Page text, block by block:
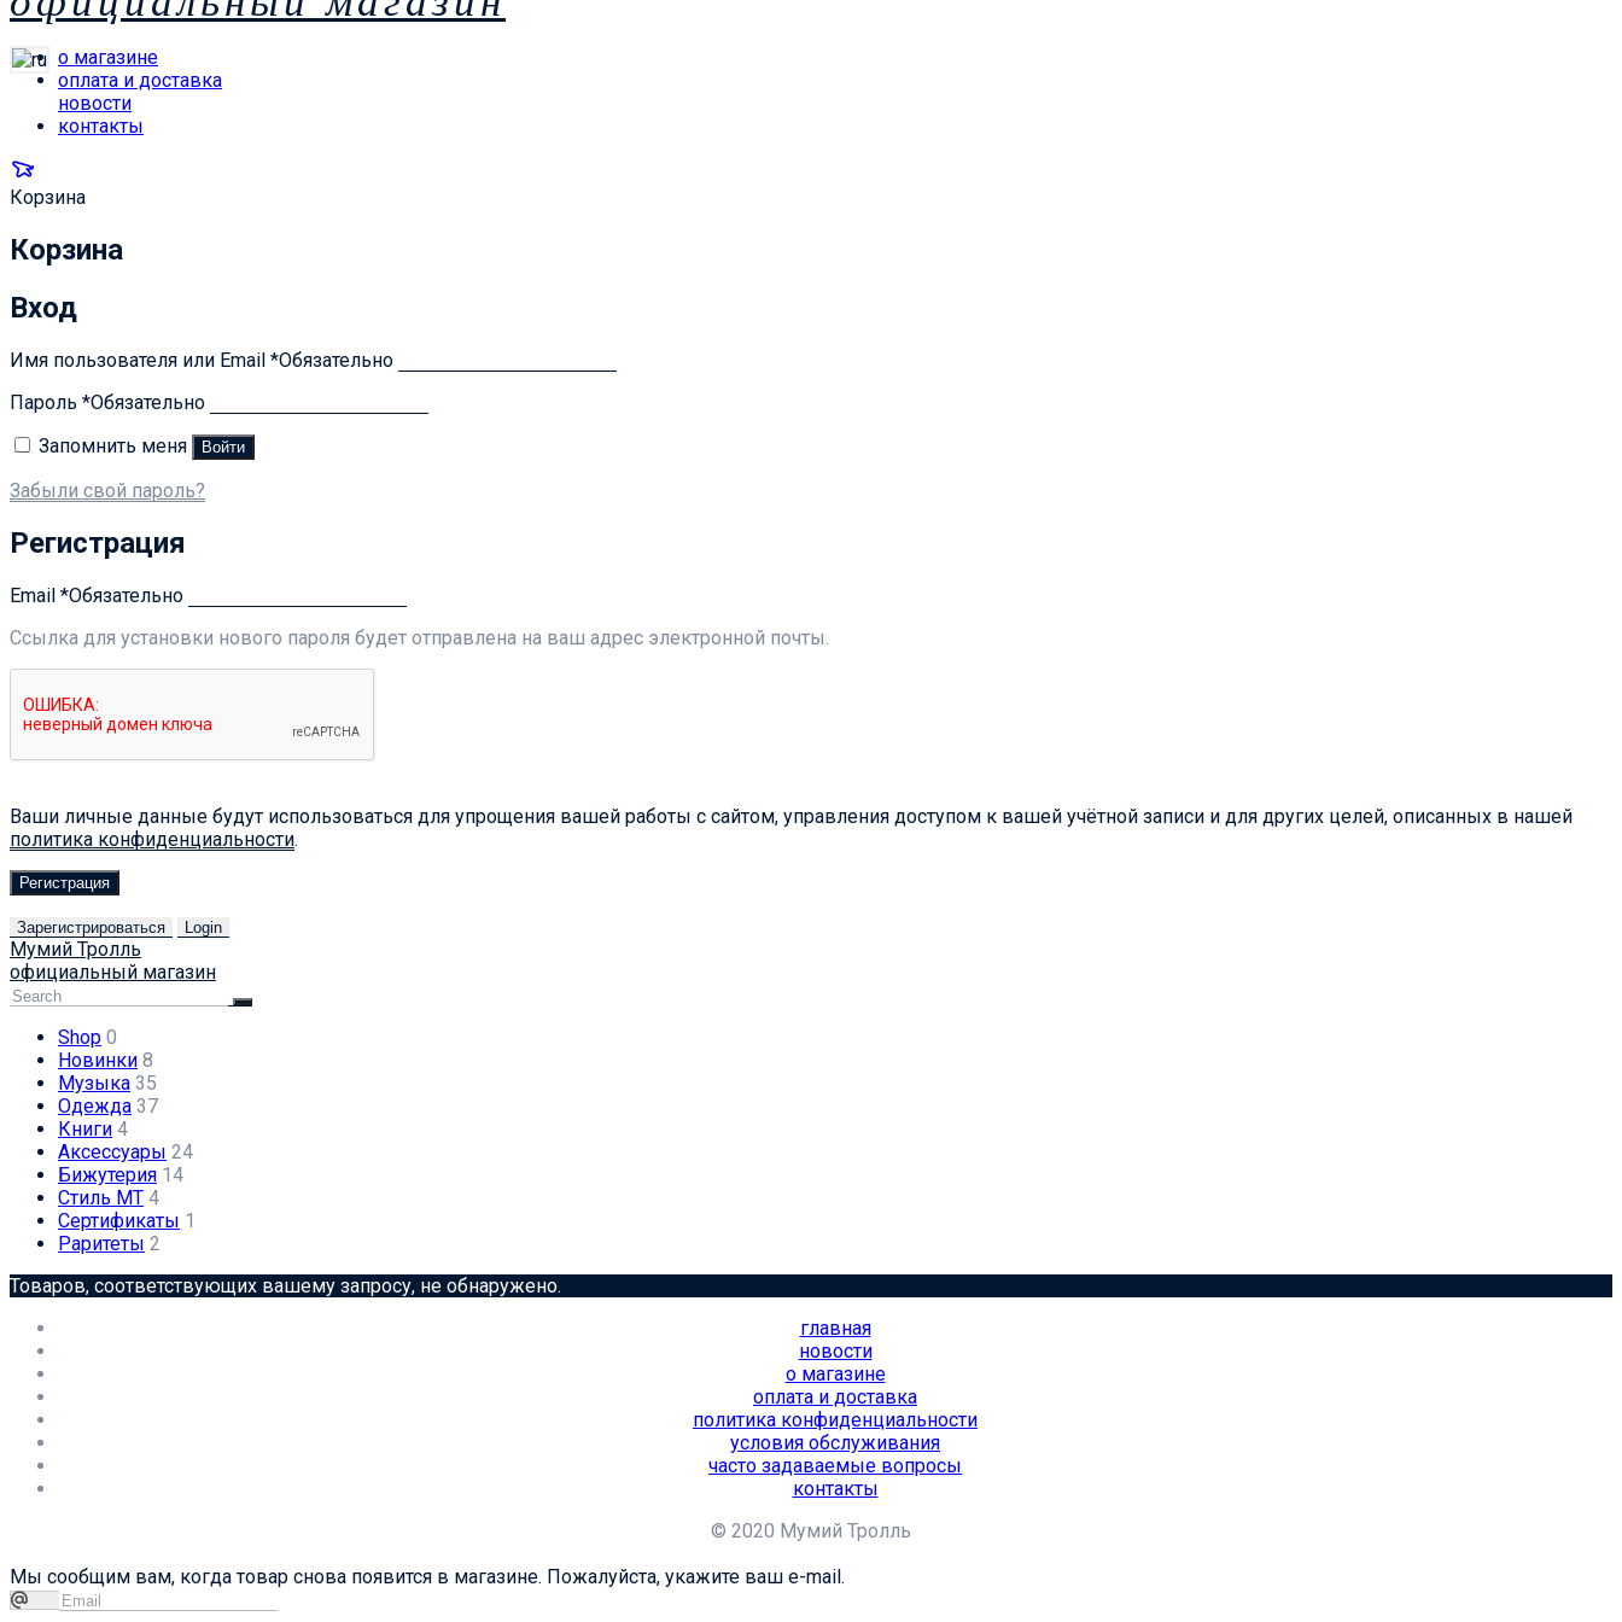
о магазине
оплата и доставка
новости
контакты
Корзина
Корзина
Вход
Имя пользователя или Email *Обязательно
Пароль *Обязательно
Запомнить меня
Войти
Забыли свой пароль?
Регистрация
Email *Обязательно
Ссылка для установки нового пароля будет отправлена ​​на ваш адрес электронной почты.
Ваши личные данные будут использоваться для упрощения вашей работы с сайтом, управления доступом к вашей учётной записи и для других целей, описанных в нашей
политика конфиденциальности.
Регистрация
Зарегистрироваться Login
Мумий Тролль
официальный магазин
Shop 0
Новинки 8
Музыка 35
Одежда 37
Книги 4
Аксессуары 24
Бижутерия 14
Стиль МТ 4
Сертификаты 1
Раритеты 2
Товаров, соответствующих вашему запросу, не обнаружено.
главная
новости
о магазине
оплата и доставка
политика конфиденциальности
условия обслуживания
часто задаваемые вопросы
контакты
© 2020 Мумий Тролль
Мы сообщим вам, когда товар снова появится в магазине. Пожалуйста, укажите ваш e-mail.